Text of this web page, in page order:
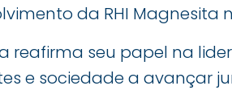
da RHI Magnesita
reafirma seu papel na
e sociedade a avançar